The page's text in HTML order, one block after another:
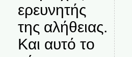
ερευνητής
της αλήθειας.
Και αυτό το